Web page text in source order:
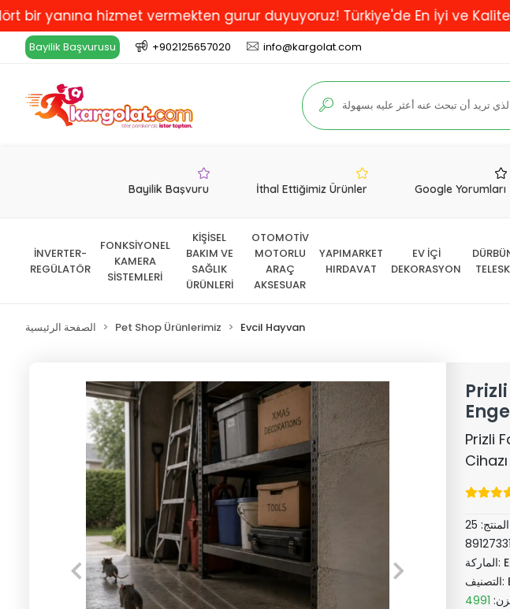
hizmet vermekten gurur duyuyoruz! Türkiye'de En İyi ve Kaliteli
Bayilik Başvurusu +902125657020 info@kargolat.com
Bayilik Başvuru İthal Ettiğimiz Ürünler Google Yorumları
İNVERTER-
REGÜLATÖR
FONKSİYONEL
KAMERA
SİSTEMLERİ
KİŞİSEL
BAKIM VE
SAĞLIK
ÜRÜNLERİ
OTOMOTİV
MOTORLU
ARAÇ
AKSESUAR
YAPIMARKET
HIRDAVAT
EV İÇİ
DEKORASYON
الصفحة الرئيسية Pet Shop Ürünlerimiz Evcil Hayvan
Prizli
Cihazı
الماركة:
التصنيف:
4991